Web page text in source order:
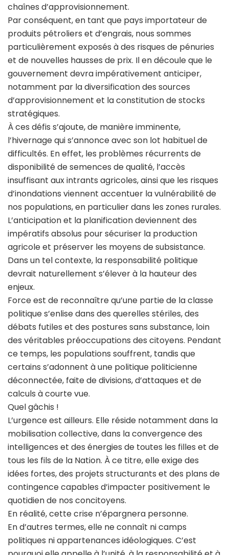
chaînes d’approvisionnement.
Par conséquent, en tant que pays importateur de
produits pétroliers et d’engrais, nous sommes
particulièrement exposés à des risques de pénuries
et de nouvelles hausses de prix. Il en découle que le
gouvernement devra impérativement anticiper,
notamment par la diversification des sources
d’approvisionnement et la constitution de stocks
stratégiques.
À ces défis s’ajoute, de manière imminente,
l’hivernage qui s’annonce avec son lot habituel de
difficultés. En effet, les problèmes récurrents de
disponibilité de semences de qualité, l’accès
insuffisant aux intrants agricoles, ainsi que les risques
d’inondations viennent accentuer la vulnérabilité de
nos populations, en particulier dans les zones rurales.
L’anticipation et la planification deviennent des
impératifs absolus pour sécuriser la production
agricole et préserver les moyens de subsistance.
Dans un tel contexte, la responsabilité politique
devrait naturellement s’élever à la hauteur des
enjeux.
Force est de reconnaître qu’une partie de la classe
politique s’enlise dans des querelles stériles, des
débats futiles et des postures sans substance, loin
des véritables préoccupations des citoyens. Pendant
ce temps, les populations souffrent, tandis que
certains s’adonnent à une politique politicienne
déconnectée, faite de divisions, d’attaques et de
calculs à courte vue.
Quel gâchis !
L’urgence est ailleurs. Elle réside notamment dans la
mobilisation collective, dans la convergence des
intelligences et des énergies de toutes les filles et de
tous les fils de la Nation. À ce titre, elle exige des
idées fortes, des projets structurants et des plans de
contingence capables d’impacter positivement le
quotidien de nos concitoyens.
En réalité, cette crise n’épargnera personne.
En d’autres termes, elle ne connaît ni camps
politiques ni appartenances idéologiques. C’est